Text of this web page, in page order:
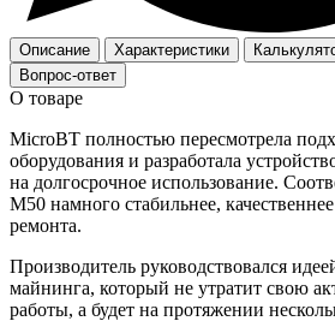
Описание Характеристики
Вопрос-ответ
О товаре
MicroBT полностью пересмотрела
оборудования и разработала
на долгосрочное использование.
M50 намного стабильнее,
ремонта.
Производитель руководствовался
майнинга, который не утратит свою
работы, а будет на протяжении